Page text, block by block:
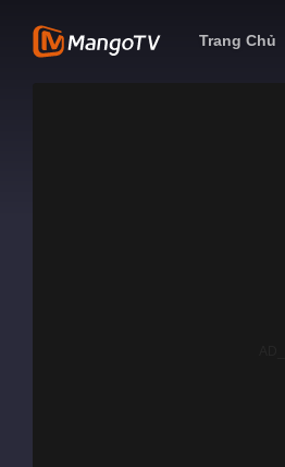
Trang Chủ